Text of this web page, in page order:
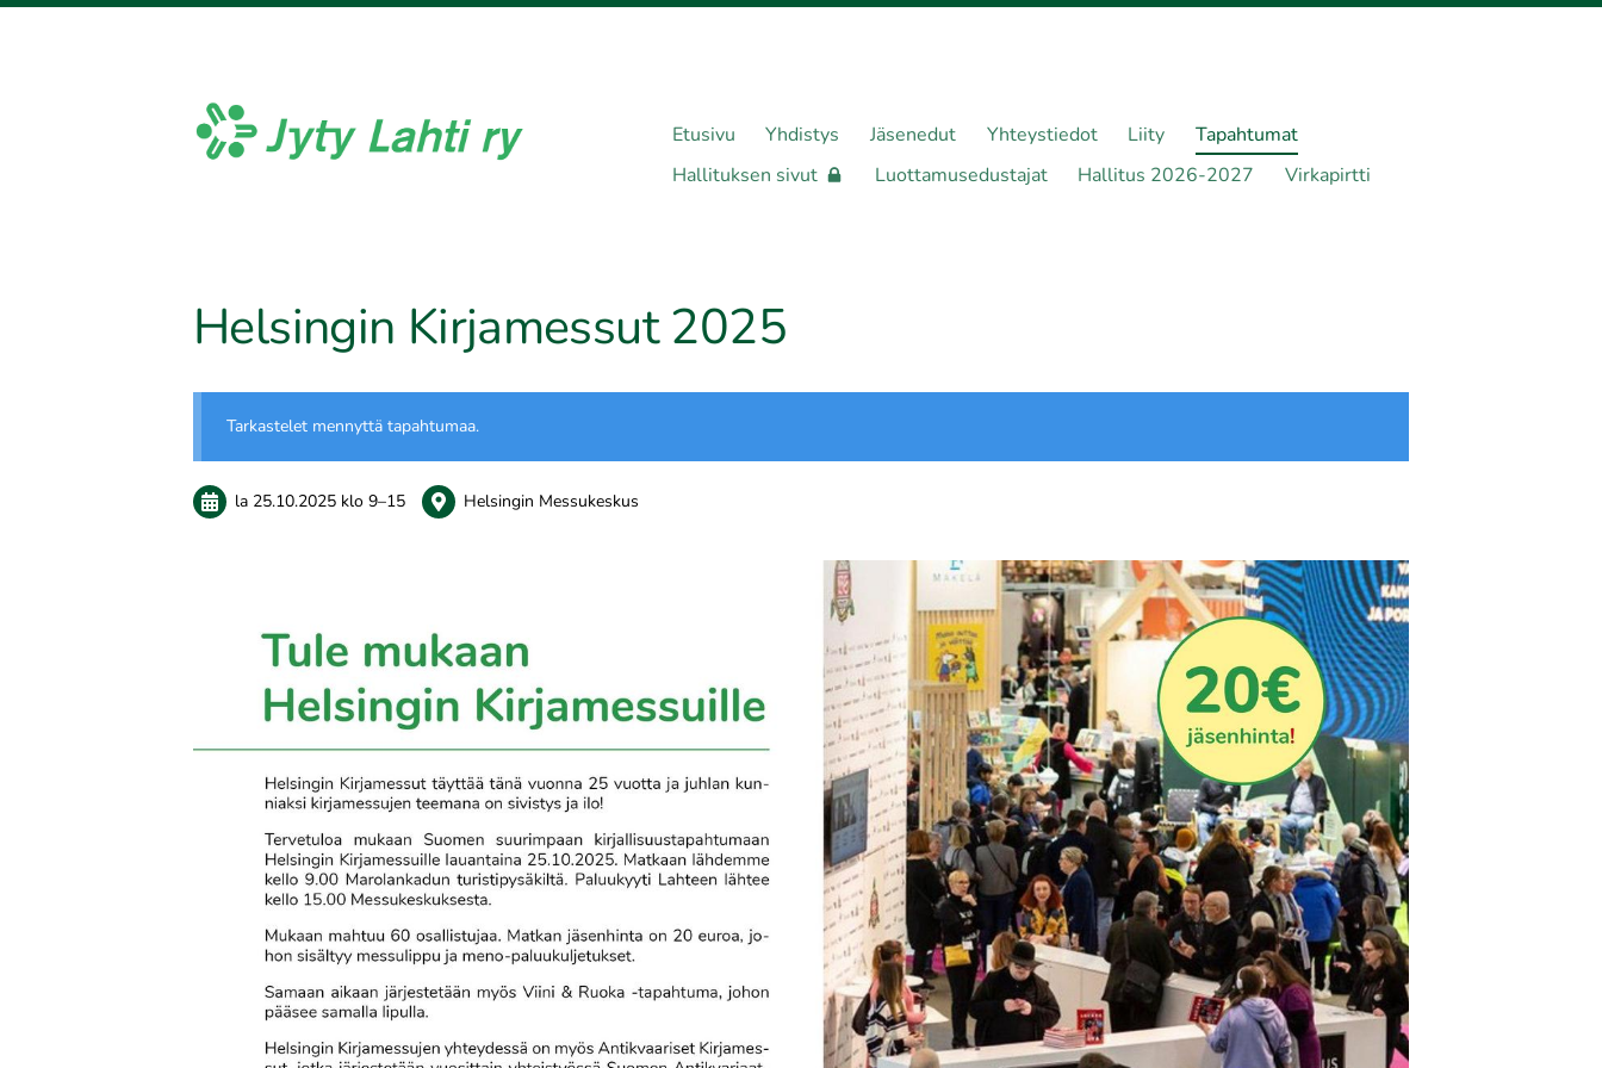
Jyty Lahti ry Etusivu Yhdistys Jäsenedut Yhteystiedot Liity
Tapahtumat
Hallituksen sivut
Luottamusedustajat Hallitus 2026-2027 Virkapirtti
Helsingin Kirjamessut 2025
Tarkastelet mennyttä tapahtumaa.
la 25.10.2025 klo 9–15 Helsingin Messukeskus